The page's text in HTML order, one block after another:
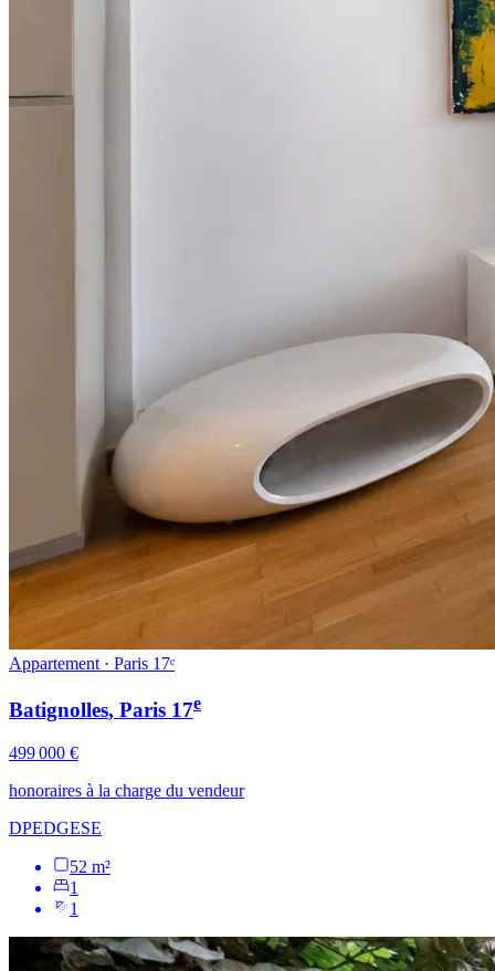
Appartement · Paris 17ᵉ
Batignolles, Paris 17e
499 000 €
honoraires à la charge du vendeur
DPEDGESE
52 m²
1
1